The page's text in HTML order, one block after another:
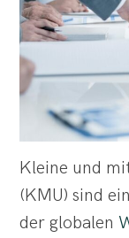
Kleine und
(KMU) sind
der globalen